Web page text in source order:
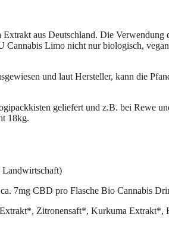
aus Deutschland. Die
Cannabis Limo nicht nur biologisch,
und laut Hersteller, kann die
geliefert und z.B. bei Rewe
18kg.
7mg CBD pro Flasche Bio Cannabis
Zitronensaft*, Kurkuma